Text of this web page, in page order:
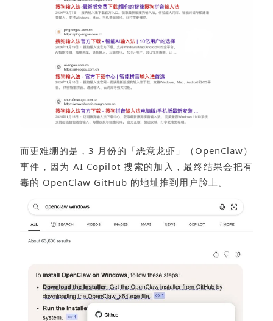
而更难绷的是，3 月份的「恶意龙虾」（OpenClaw）
事件，因为 AI Copilot 搜索的加入，最终结果会把有
毒的 OpenClaw GitHub 的地址推到用户脸上。